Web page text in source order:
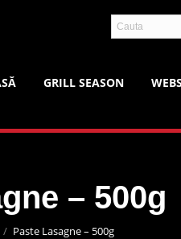
GRILL SEASON
– 500g
Paste Lasagne – 500g